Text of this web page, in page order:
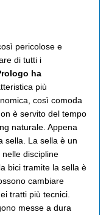
pericolose e
di tutti i
ha
più
così comoda
è servito del tempo
naturale. Appena
sella. La sella è un
discipline
bici tramite la sella è
cambiare
tratti più tecnici.
messe a dura